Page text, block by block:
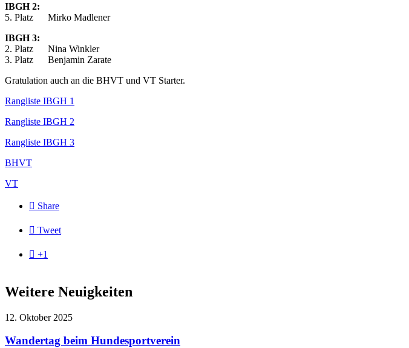
IBGH 2:
5. Platz Mirko Madlener
IBGH 3:
2. Platz Nina Winkler
3. Platz Benjamin Zarate
Gratulation auch an die BHVT und VT Starter.
Rangliste IBGH 1
Rangliste IBGH 2
Rangliste IBGH 3
BHVT
VT
 Share
 Tweet
 +1
Weitere Neuigkeiten
12. Oktober 2025
Wandertag beim Hundesportverein